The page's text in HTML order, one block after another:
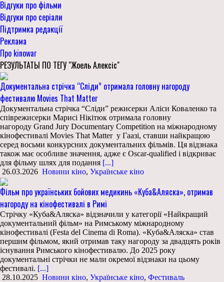
Відгуки про фільми
Відгуки про серіали
Підтримка редакції
Реклама
Про kinowar
РЕЗУЛЬТАТЫ ПО ТЕГУ "Жоель Алексіс"
Документальна стрічка “Сліди” отримала головну нагороду
фестивалю Movies That Matter
Документальна стрічка “Сліди” режисерки Аліси Коваленко та
співрежисерки Марисі Нікітюк отримала головну
нагороду Grand Jury Documentary Competition на міжнародному
кінофестивалі Movies That Matter у Гаазі, ставши найкращою
серед восьми конкурсних документальних фільмів. Ця відзнака
також має особливе значення, адже є Oscar-qualified і відкриває
для фільму шлях для подання [...]
26.03.2026 Новини кіно, Українське кіно
Фільм про українських бойових медикинь «Куба&Аляска», отримав
нагороду на кінофестивалі в Римі
Стрічку «Куба&Аляска» відзначили у категорії «Найкращий
документальний фільм» на Римському міжнародному
кінофестивалі (Festa del Cinema di Roma). «Куба&Аляска» став
першим фільмом, який отримав таку нагороду за двадцять років
існування Римського кінофестивалю. До 2025 року
документальні стрічки не мали окремої відзнаки на цьому
фестивалі. [...]
28.10.2025 Новини кіно, Українське кіно, Фестиваль